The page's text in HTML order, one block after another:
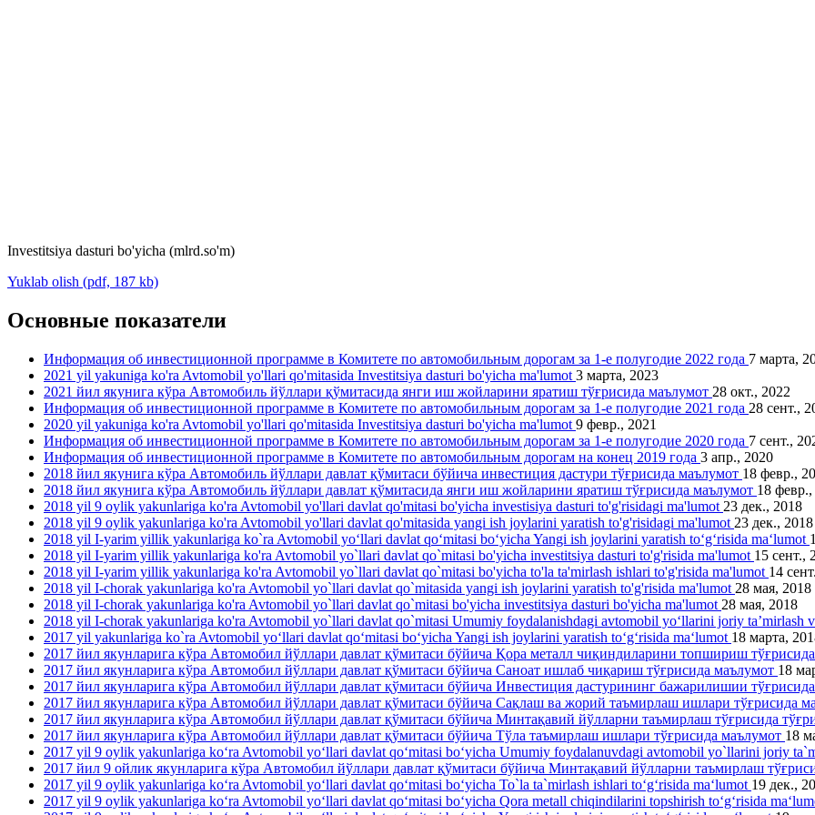
Investitsiya dasturi bo'yicha (mlrd.so'm)
Yuklab olish (pdf, 187 kb)
Основные показатели
Информация об инвестиционной программе в Комитете по автомобильным дорогам за 1-е полугодие 2022 года 7 марта,
2021 yil yakuniga ko'ra Avtomobil yo'llari qo'mitasida Investitsiya dasturi bo'yicha ma'lumot 3 марта, 2023
2021 йил якунига кўра Автомобиль йўллари қўмитасида янги иш жойларини яратиш тўғрисида маълумот 28 окт., 2022
Информация об инвестиционной программе в Комитете по автомобильным дорогам за 1-е полугодие 2021 года 28 сент.,
2020 yil yakuniga ko'ra Avtomobil yo'llari qo'mitasida Investitsiya dasturi bo'yicha ma'lumot 9 февр., 2021
Информация об инвестиционной программе в Комитете по автомобильным дорогам за 1-е полугодие 2020 года 7 сент.,
Информация об инвестиционной программе в Комитете по автомобильным дорогам на конец 2019 года 3 апр., 2020
2018 йил якунига кўра Автомобиль йўллари давлат қўмитаси бўйича инвестиция дастури тўғрисида маълумот 18 февр.,
2018 йил якунига кўра Автомобиль йўллари давлат қўмитасида янги иш жойларини яратиш тўғрисида маълумот 18
2018 yil 9 oylik yakunlariga ko'ra Avtomobil yo'llari davlat qo'mitasi bo'yicha investisiya dasturi to'g'risidagi ma'lumot 23 дек., 2018
2018 yil 9 oylik yakunlariga ko'ra Avtomobil yo'llari davlat qo'mitasida yangi ish joylarini yаratish to'g'risidagi ma'lumot 23 дек., 2018
2018 yil I-yarim yillik yakunlariga ko`ra Avtomobil yo‘llari davlat qo‘mitasi bo‘yicha Yangi ish joylarini yaratish to‘g‘risida ma‘lumot
2018 yil I-yarim yillik yakunlariga ko'ra Avtomobil yo`llari davlat qo`mitasi bo'yicha investitsiya dasturi to'g'risida ma'lumot 15 сент.,
2018 yil I-yarim yillik yakunlariga ko'ra Avtomobil yo`llari davlat qo`mitasi bo'yicha to'la ta'mirlash ishlari to'g'risida ma'lumot 14
2018 yil I-chorak yakunlariga ko'ra Avtomobil yo`llari davlat qo`mitasida yangi ish joylarini yaratish to'g'risida ma'lumot 28 мая, 2018
2018 yil I-chorak yakunlariga ko'ra Avtomobil yo`llari davlat qo`mitasi bo'yicha investitsiya dasturi bo'yicha ma'lumot 28 мая, 2018
2018 yil I-chorak yakunlariga ko'ra Avtomobil yo`llari davlat qo`mitasi Umumiy foydalanishdagi avtomobil yo‘llarini joriy ta’mirlash
2017 yil yakunlariga ko`ra Avtomobil yo‘llari davlat qo‘mitasi bo‘yicha Yangi ish joylarini yaratish to‘g‘risida ma‘lumot 18 марта,
2017 йил якунларига кўра Автомобил йўллари давлат қўмитаси бўйича Қора металл чиқиндиларини топшириш
2017 йил якунларига кўра Автомобил йўллари давлат қўмитаси бўйича Саноат ишлаб чиқариш тўғрисида маълумот 18
2017 йил якунларига кўра Автомобил йўллари давлат қўмитаси бўйича Инвестиция дастурининг бажарилишии
2017 йил якунларига кўра Автомобил йўллари давлат қўмитаси бўйича Сақлаш ва жорий таъмирлаш ишлари тўғрисида
2017 йил якунларига кўра Автомобил йўллари давлат қўмитаси бўйича Минтақавий йўлларни таъмирлаш тўғрисида
2017 йил якунларига кўра Автомобил йўллари давлат қўмитаси бўйича Тўла таъмирлаш ишлари тўғрисида маълумот 18
2017 yil 9 oylik yakunlariga ko‘ra Avtomobil yo‘llari davlat qo‘mitasi bo‘yicha Umumiy foydalanuvdagi avtomobil yo`llarini joriy
2017 йил 9 ойлик якунларига кўра Автомобил йўллари давлат қўмитаси бўйича Минтақавий йўлларни таъмирлаш
2017 yil 9 oylik yakunlariga ko‘ra Avtomobil yo‘llari davlat qo‘mitasi bo‘yicha To`la ta`mirlash ishlari to‘g‘risida ma‘lumot 19 дек.,
2017 yil 9 oylik yakunlariga ko‘ra Avtomobil yo‘llari davlat qo‘mitasi bo‘yicha Qora metall chiqindilarini topshirish to‘g‘risida